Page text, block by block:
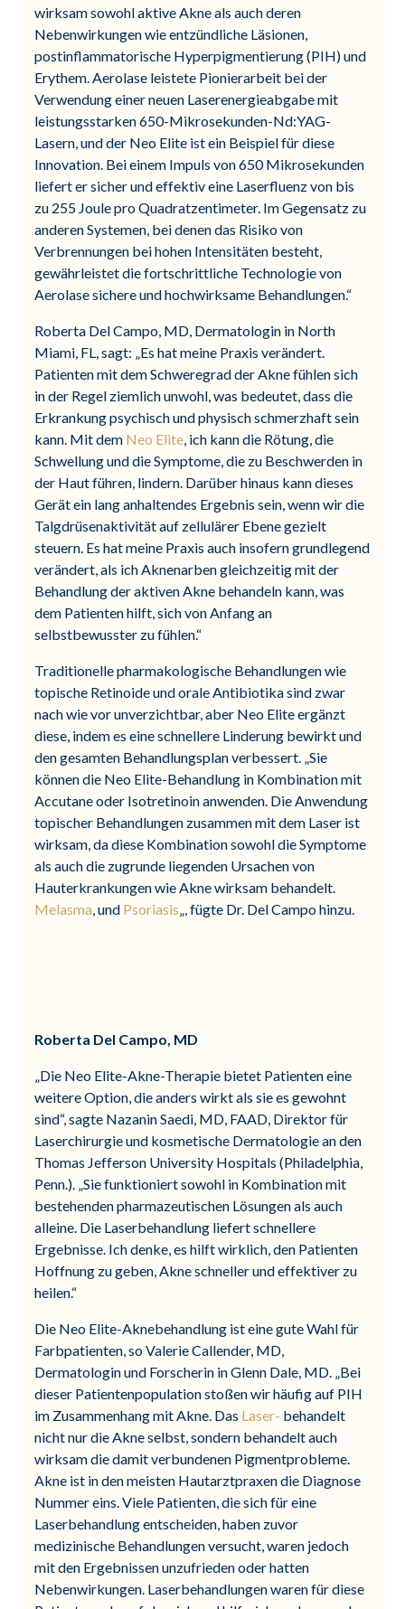
wirksam sowohl aktive Akne als auch deren
Nebenwirkungen wie entzündliche Läsionen,
postinflammatorische Hyperpigmentierung (PIH) und
Erythem. Aerolase leistete Pionierarbeit bei der
Verwendung einer neuen Laserenergieabgabe mit
leistungsstarken 650-Mikrosekunden-Nd:YAG-
Lasern, und der Neo Elite ist ein Beispiel für diese
Innovation. Bei einem Impuls von 650 Mikrosekunden
liefert er sicher und effektiv eine Laserfluenz von bis
zu 255 Joule pro Quadratzentimeter. Im Gegensatz zu
anderen Systemen, bei denen das Risiko von
Verbrennungen bei hohen Intensitäten besteht,
gewährleistet die fortschrittliche Technologie von
Aerolase sichere und hochwirksame Behandlungen.“
Roberta Del Campo, MD, Dermatologin in North
Miami, FL, sagt: „Es hat meine Praxis verändert.
Patienten mit dem Schweregrad der Akne fühlen sich
in der Regel ziemlich unwohl, was bedeutet, dass die
Erkrankung psychisch und physisch schmerzhaft sein
kann. Mit dem Neo Elite, ich kann die Rötung, die
Schwellung und die Symptome, die zu Beschwerden in
der Haut führen, lindern. Darüber hinaus kann dieses
Gerät ein lang anhaltendes Ergebnis sein, wenn wir die
Talgdrüsenaktivität auf zellulärer Ebene gezielt
steuern. Es hat meine Praxis auch insofern grundlegend
verändert, als ich Aknenarben gleichzeitig mit der
Behandlung der aktiven Akne behandeln kann, was
dem Patienten hilft, sich von Anfang an
selbstbewusster zu fühlen.“
Traditionelle pharmakologische Behandlungen wie
topische Retinoide und orale Antibiotika sind zwar
nach wie vor unverzichtbar, aber Neo Elite ergänzt
diese, indem es eine schnellere Linderung bewirkt und
den gesamten Behandlungsplan verbessert. „Sie
können die Neo Elite-Behandlung in Kombination mit
Accutane oder Isotretinoin anwenden. Die Anwendung
topischer Behandlungen zusammen mit dem Laser ist
wirksam, da diese Kombination sowohl die Symptome
als auch die zugrunde liegenden Ursachen von
Hauterkrankungen wie Akne wirksam behandelt.
Melasma, und Psoriasis„, fügte Dr. Del Campo hinzu.
Roberta Del Campo, MD
„Die Neo Elite-Akne-Therapie bietet Patienten eine
weitere Option, die anders wirkt als sie es gewohnt
sind“, sagte Nazanin Saedi, MD, FAAD, Direktor für
Laserchirurgie und kosmetische Dermatologie an den
Thomas Jefferson University Hospitals (Philadelphia,
Penn.). „Sie funktioniert sowohl in Kombination mit
bestehenden pharmazeutischen Lösungen als auch
alleine. Die Laserbehandlung liefert schnellere
Ergebnisse. Ich denke, es hilft wirklich, den Patienten
Hoffnung zu geben, Akne schneller und effektiver zu
heilen.“
Die Neo Elite-Aknebehandlung ist eine gute Wahl für
Farbpatienten, so Valerie Callender, MD,
Dermatologin und Forscherin in Glenn Dale, MD. „Bei
dieser Patientenpopulation stoßen wir häufig auf PIH
im Zusammenhang mit Akne. Das Laser- behandelt
nicht nur die Akne selbst, sondern behandelt auch
wirksam die damit verbundenen Pigmentprobleme.
Akne ist in den meisten Hautarztpraxen die Diagnose
Nummer eins. Viele Patienten, die sich für eine
Laserbehandlung entscheiden, haben zuvor
medizinische Behandlungen versucht, waren jedoch
mit den Ergebnissen unzufrieden oder hatten
Nebenwirkungen. Laserbehandlungen waren für diese